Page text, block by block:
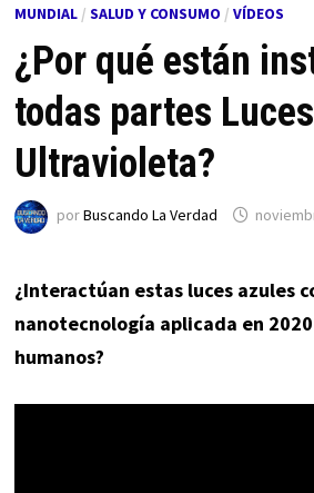
MUNDIAL/ SALUD Y CONSUMO / VÍDEOS
¿Por qué están
todas partes
Ultravioleta?
porBuscando La Verdad
¿Interactúan estas luces azules
nanotecnología aplicada en
humanos?